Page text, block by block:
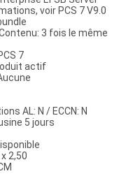
voir PCS 7 V9.0
3 fois le même
7
actif
AL: N / ECCN: N
5 jours
2,50